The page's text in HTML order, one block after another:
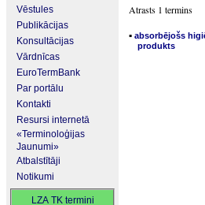
Vēstules
Publikācijas
Konsultācijas
Vārdnīcas
EuroTermBank
Par portālu
Kontakti
Resursi internetā
«Terminoloģijas
Jaunumi»
Atbalstītāji
Notikumi
LZA TK termini
Atrasts 1 termins
▪ absorbējošs
produkts